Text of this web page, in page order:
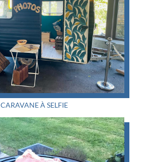
CARAVANE À SELFIE